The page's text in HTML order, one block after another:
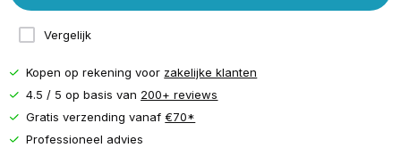
Vergelijk
Kopen op rekening voor zakelijke klanten
4.5 / 5 op basis van 200+ reviews
Gratis verzending vanaf€70*
Professioneel advies